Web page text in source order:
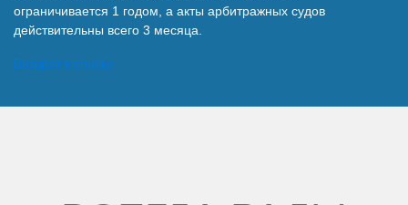
ограничивается 1 годом, а акты арбитражных судов
действительны всего 3 месяца.
Возврат к списку